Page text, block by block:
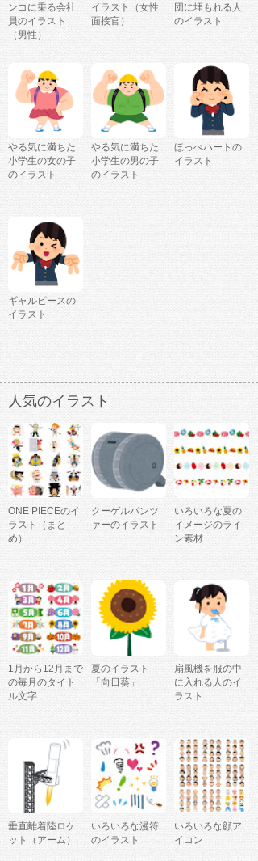
ンコに乗る会社
員のイラスト
（男性）
イラスト（女性
面接官）
団に埋もれる人
のイラスト
やる気に満ちた
小学生の女の子
のイラスト
やる気に満ちた
小学生の男の子
のイラスト
ほっぺハートの
イラスト
ギャルピースの
イラスト
人気のイラスト
ONE PIECEのイ
ラスト（まと
め）
クーゲルパンツ
ァーのイラスト
いろいろな夏の
イメージのライ
ン素材
1月から12月まで
の毎月のタイト
ル文字
夏のイラスト
「向日葵」
扇風機を服の中
に入れる人のイ
ラスト
垂直離着陸ロケ
ット（アーム）
いろいろな漫符
のイラスト
いろいろな顔ア
イコン